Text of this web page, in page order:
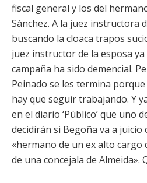
fiscal general y los del
Sánchez. A la juez instructora
buscando la cloaca trapos
juez instructor de la esposa
campaña ha sido demencial.
Peinado se les termina
hay que seguir trabajando. Y
en el diario ‘Público’ que uno
decidirán si Begoña va a
«hermano de un ex alto cargo
de una concejala de Almeida».